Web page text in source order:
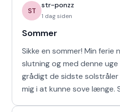
ST
str-ponzz
1 dag siden
Sommer
Sikke en sommer! Min ferie
slutning og med denne
grådigt de sidste
mig i at kunne sove længe.